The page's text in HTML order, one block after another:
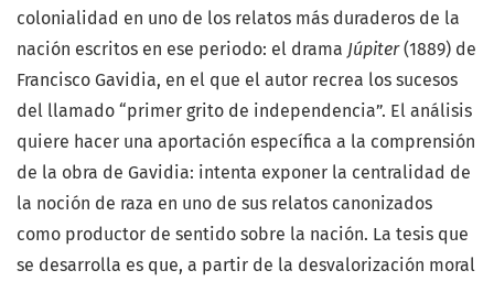
colonialidad en uno de los relatos más duraderos de la
nación escritos en ese periodo: el drama Júpiter(1889) de
Francisco Gavidia, en el que el autor recrea los sucesos
del llamado “primer grito de independencia”. El análisis
quiere hacer una aportación específica a la comprensión
de la obra de Gavidia: intenta exponer la centralidad de
la noción de raza en uno de sus relatos canonizados
como productor de sentido sobre la nación. La tesis que
se desarrolla es que, a partir de la desvalorización moral